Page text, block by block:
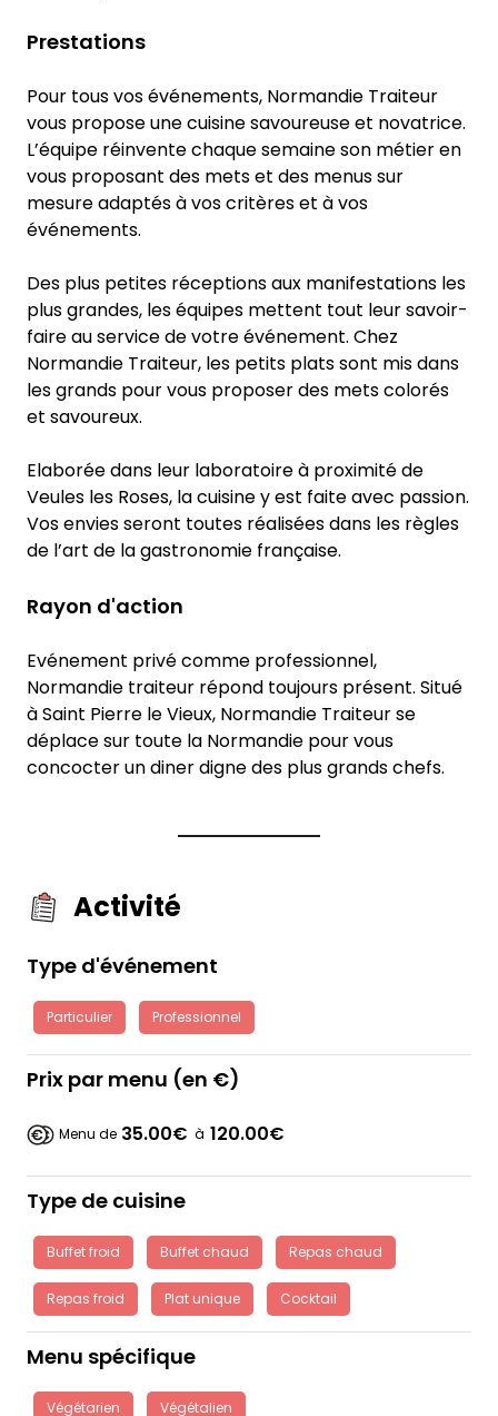
Prestations
Pour tous vos événements, Normandie Traiteur
vous propose une cuisine savoureuse et novatrice.
L’équipe réinvente chaque semaine son métier en
vous proposant des mets et des menus sur
mesure adaptés à vos critères et à vos
événements.
Des plus petites réceptions aux manifestations les
plus grandes, les équipes mettent tout leur savoir-
faire au service de votre événement. Chez
Normandie Traiteur, les petits plats sont mis dans
les grands pour vous proposer des mets colorés
et savoureux.
Elaborée dans leur laboratoire à proximité de
Veules les Roses, la cuisine y est faite avec passion.
Vos envies seront toutes réalisées dans les règles
de l’art de la gastronomie française.
Rayon d'action
Evénement privé comme professionnel,
Normandie traiteur répond toujours présent. Situé
à Saint Pierre le Vieux, Normandie Traiteur se
déplace sur toute la Normandie pour vous
concocter un diner digne des plus grands chefs.
Activité
Type d'événement
Particulier Professionnel
Prix par menu (en €)
Menu de 35.00€ à 120.00€
Type de cuisine
Buffet froid Buffet chaud Repas chaud
Repas froid Plat unique Cocktail
Menu spécifique
Végétarien Végétalien